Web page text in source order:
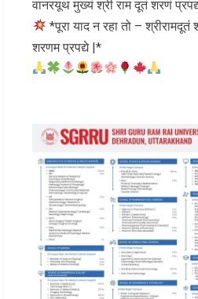
वानरयूथ मुख्यं श्री राम दूतं शरणं
*पूरा याद न रहा तो – श्रीरामदूतं
शरणम प्रपद्ये |*